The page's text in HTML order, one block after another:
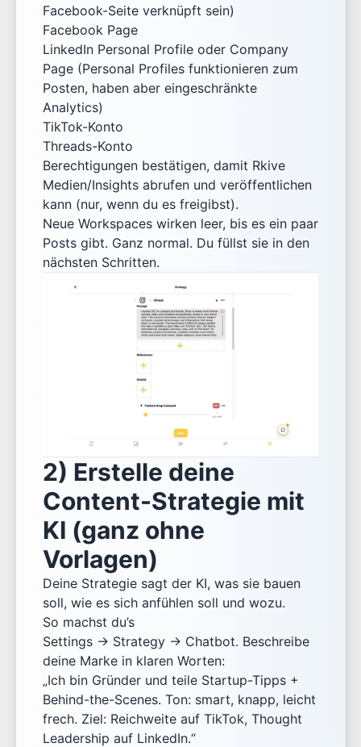
Facebook-Seite verknüpft sein)
Facebook Page
LinkedIn Personal Profile oder Company
Page (Personal Profiles funktionieren zum
Posten, haben aber eingeschränkte
Analytics)
TikTok-Konto
Threads-Konto
Berechtigungen bestätigen, damit Rkive
Medien/Insights abrufen und veröffentlichen
kann (nur, wenn du es freigibst).
Neue Workspaces wirken leer, bis es ein paar
Posts gibt. Ganz normal. Du füllst sie in den
nächsten Schritten.
2) Erstelle deine
Content-Strategie mit
KI (ganz ohne
Vorlagen)
Deine Strategie sagt der KI, was sie bauen
soll, wie es sich anfühlen soll und wozu.
So machst du’s
Settings → Strategy → Chatbot. Beschreibe
deine Marke in klaren Worten:
„Ich bin Gründer und teile Startup-Tipps +
Behind-the-Scenes. Ton: smart, knapp, leicht
frech. Ziel: Reichweite auf TikTok, Thought
Leadership auf LinkedIn.“